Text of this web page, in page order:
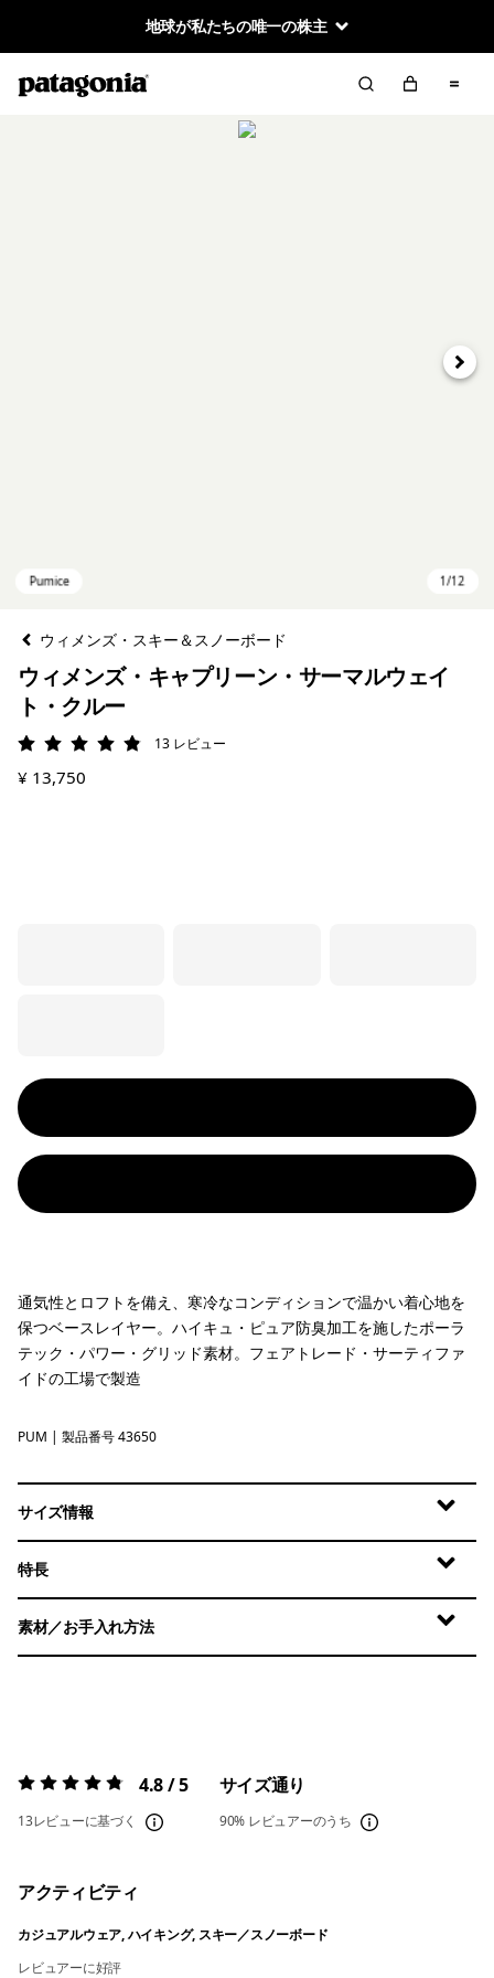
地球が私たちの唯一の株主
次へ
ウィメンズ・スキー＆スノーボード
ウィメンズ・キャプリーン・サーマルウェイ
ト・クルー
評価: 4.8 / 5
13 レビュー
¥ 13,750
通気性とロフトを備え、寒冷なコンディションで温かい着心地を
保つベースレイヤー。ハイキュ・ピュア防臭加工を施したポーラ
テック・パワー・グリッド素材。フェアトレード・サーティファ
イドの工場で製造
Pumice
PUM | 製品番号 43650
サイズ情報
特長
素材／お手入れ方法
評価:4.8 / 5 4.8 / 5
13レビューに基づく
サイズ通り
90% レビュアーのうち
アクティビティ
カジュアルウェア, ハイキング, スキー／スノーボード
レビュアーに好評